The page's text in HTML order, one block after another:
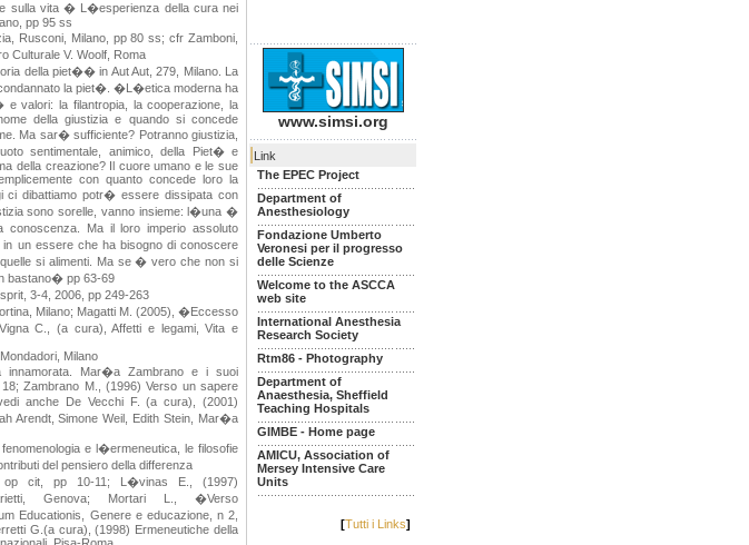
sulla vita � L�esperienza della cura nei
pp 95 ss
Rusconi, Milano, pp 80 ss; cfr Zamboni,
Culturale V. Woolf, Roma
della piet�� in Aut Aut, 279, Milano. La
la piet�. �L�etica moderna ha
valori: la filantropia, la cooperazione, la
della giustizia e quando si concede
Ma sar� sufficiente? Potranno giustizia,
sentimentale, animico, della Piet� e
della creazione? Il cuore umano e le sue
con quanto concede loro la
ci dibattiamo potr� essere dissipata con
sono sorelle, vanno insieme: l�una �
Ma il loro imperio assoluto
un essere che ha bisogno di conoscere
si alimenti. Ma se � vero che non si
bastano� pp 63-69
3-4, 2006, pp 249-263
Milano; Magatti M. (2005), �Eccesso
C., (a cura), Affetti e legami, Vita e
Milano
Mar�a Zambrano e i suoi
Zambrano M., (1996) Verso un sapere
anche De Vecchi F. (a cura), (2001)
Arendt, Simone Weil, Edith Stein, Mar�a
e l�ermeneutica, le filosofie
del pensiero della differenza
cit, pp 10-11; L�vinas E., (1997)
Genova; Mortari L., �Verso
Educationis, Genere e educazione, n 2,
G.(a cura), (1998) Ermeneutiche della
www.simsi.org
Link
The EPEC Project
Department of
Anesthesiology
Fondazione Umberto
Veronesi per il progresso
delle Scienze
Welcome to the ASCCA
web site
International Anesthesia
Research Society
Rtm86 - Photography
Department of
Anaesthesia, Sheffield
Teaching Hospitals
GIMBE - Home page
AMICU, Association of
Mersey Intensive Care
Units
[Tutti i Links]